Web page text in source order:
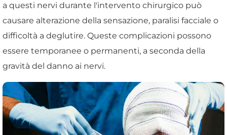
a questi nervi durante l'intervento chirurgico può
causare alterazione della sensazione, paralisi facciale o
difficoltà a deglutire. Queste complicazioni possono
essere temporanee o permanenti, a seconda della
gravità del danno ai nervi.